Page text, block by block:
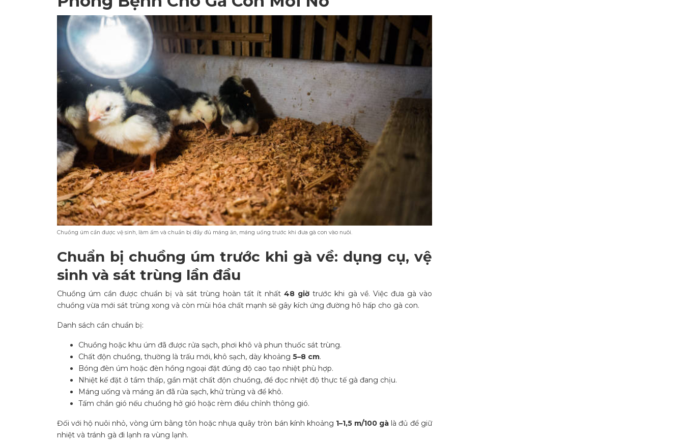
Chuồng úm cần được vệ sinh, làm ấm và chuẩn bị đầy đủ máng ăn, máng uống trước khi đưa gà con vào nuôi.
Chuẩn bị chuồng úm trước khi gà về: dụng cụ, vệ
sinh và sát trùng lần đầu
Chuồng úm cần được chuẩn bị và sát trùng hoàn tất ít nhất48 giờ trước khi gà về. Việc đưa gà vào
chuồng vừa mới sát trùng xong và còn mùi hóa chất mạnh sẽ gây kích ứng đường hô hấp cho gà con.
Danh sách cần chuẩn bị:
Chuồng hoặc khu úm đã được rửa sạch, phơi khô và phun thuốc sát trùng.
Chất độn chuồng, thường là trấu mới, khô sạch, dày khoảng 5–8 cm.
Bóng đèn úm hoặc đèn hồng ngoại đặt đúng độ cao tạo nhiệt phù hợp.
Nhiệt kế đặt ở tầm thấp, gần mặt chất độn chuồng, để đọc nhiệt độ thực tế gà đang chịu.
Máng uống và máng ăn đã rửa sạch, khử trùng và để khô.
Tấm chắn gió nếu chuồng hở gió hoặc rèm điều chỉnh thông gió.
Đối với hộ nuôi nhỏ, vòng úm bằng tôn hoặc nhựa quây tròn bán kính khoảng 1–1,5 m/100 gà là đủ để giữ
nhiệt và tránh gà đi lạnh ra vùng lạnh.